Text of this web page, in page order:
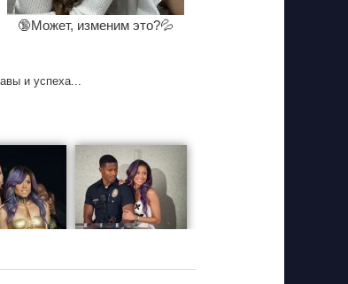
🔞Может, изменим это?💦
и успеха...